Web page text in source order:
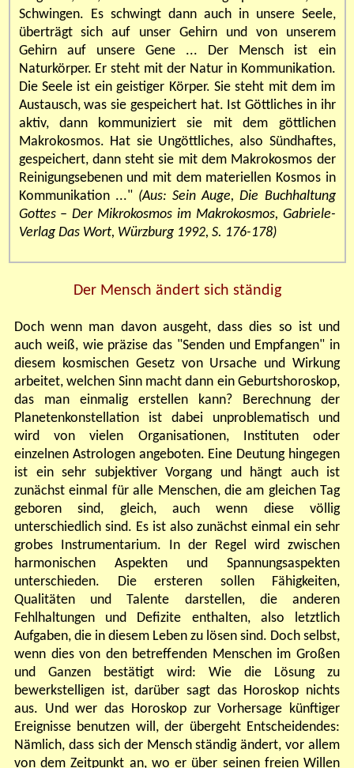
Schwingen. Es schwingt dann auch in unsere Seele,
überträgt sich auf unser Gehirn und von unserem
Gehirn auf unsere Gene ... Der Mensch ist ein
Naturkörper. Er steht mit der Natur in Kommunikation.
Die Seele ist ein geistiger Körper. Sie steht mit dem im
Austausch, was sie gespeichert hat. Ist Göttliches in ihr
aktiv, dann kommuniziert sie mit dem göttlichen
Makrokosmos. Hat sie Ungöttliches, also Sündhaftes,
gespeichert, dann steht sie mit dem Makrokosmos der
Reinigungsebenen und mit dem materiellen Kosmos in
Kommunikation ..." (Aus: Sein Auge, Die Buchhaltung
Gottes – Der Mikrokosmos im Makrokosmos, Gabriele-
Verlag Das Wort, Würzburg 1992, S. 176-178)
Der Mensch ändert sich ständig
Doch wenn man davon ausgeht, dass dies so ist und
auch weiß, wie präzise das "Senden und Empfangen" in
diesem kosmischen Gesetz von Ursache und Wirkung
arbeitet, welchen Sinn macht dann ein Geburtshoroskop,
das man einmalig erstellen kann? Berechnung der
Planetenkonstellation ist dabei unproblematisch und
wird von vielen Organisationen, Instituten oder
einzelnen Astrologen angeboten. Eine Deutung hingegen
ist ein sehr subjektiver Vorgang und hängt auch ist
zunächst einmal für alle Menschen, die am gleichen Tag
geboren sind, gleich, auch wenn diese völlig
unterschiedlich sind. Es ist also zunächst einmal ein sehr
grobes Instrumentarium. In der Regel wird zwischen
harmonischen Aspekten und Spannungsaspekten
unterschieden. Die ersteren sollen Fähigkeiten,
Qualitäten und Talente darstellen, die anderen
Fehlhaltungen und Defizite enthalten, also letztlich
Aufgaben, die in diesem Leben zu lösen sind. Doch selbst,
wenn dies von den betreffenden Menschen im Großen
und Ganzen bestätigt wird: Wie die Lösung zu
bewerkstelligen ist, darüber sagt das Horoskop nichts
aus. Und wer das Horoskop zur Vorhersage künftiger
Ereignisse benutzen will, der übergeht Entscheidendes:
Nämlich, dass sich der Mensch ständig ändert, vor allem
von dem Zeitpunkt an, wo er über seinen freien Willen